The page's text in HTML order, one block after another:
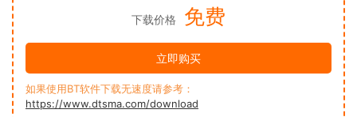
下载价格 免费
立即购买
如果使用BT软件下载无速度请参考：
https://www.dtsma.com/download